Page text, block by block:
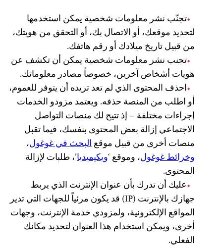
تجنّب نشر معلومات شخصية يمكن استخدمها
لتحديد موقعك، أو الاتصال بك، أو التحقق من هويتك،
من قبيل تاريخ ميلادك أو رقم هاتفك.
تجنب نشر معلومات شخصية يمكن أن تكشف عن
هويات أشخاص آخرين، خصوصاً مصادر معلوماتك.
احذف المحتوى الذي لم تعد تريده أن يتوفر للعموم،
أو اطلب من المنصة حذفه. ويعتمد مزودو الخدمات
إجراءات مختلفة – إذ تتيح لك منصات التواصل
الاجتماعي إزالة بعض المحتوى بنفسك، فيما تقبل
منصات أخرى من قبيل موقعالبحث في غوغول،
وخرائط غوغول، وموقع ‘ويكيميديا’، طلبات لإزالة
المحتوى.
عليك أن تدرك بأن عنوان الإنترنت الذي يربط
جهازك بالإنترنت (IP) قد يكون مرئياً للجهات التي تدير
المواقع الإلكترونية، ولمزودي خدمة الإنترنت، وجهات
أخرى، ويمكن استخدام هذا العنوان لتحديد مكانك
الفعلي.